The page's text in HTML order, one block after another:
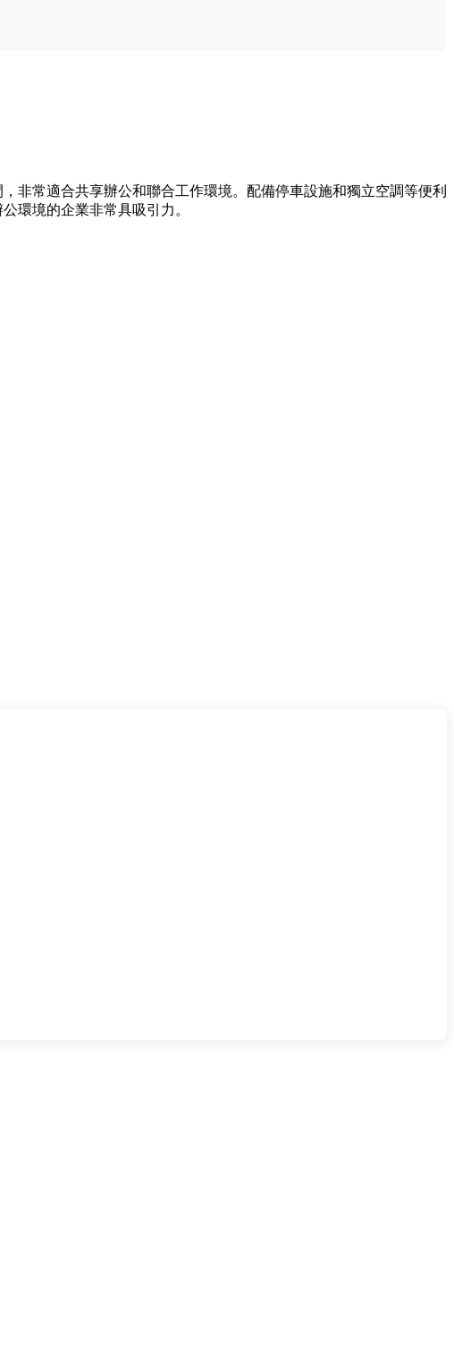
非常適合共享辦公和聯合工作環境。配備停車設施和獨立空調等便利
環境的企業非常具吸引力。